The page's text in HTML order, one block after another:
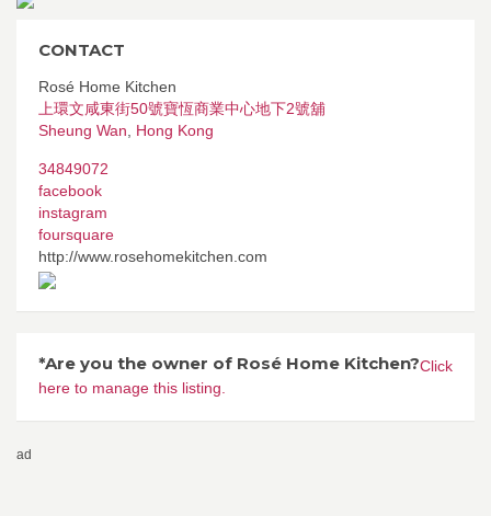
CONTACT
Rosé Home Kitchen
上環文咸東街50號寶恆商業中心地下2號舖
Sheung Wan, Hong Kong
34849072
facebook
instagram
foursquare
http://www.rosehomekitchen.com
*Are you the owner of Rosé Home Kitchen?Click
here to manage this listing.
ad